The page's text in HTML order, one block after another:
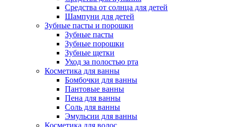
Средства от солнца для детей
Шампуни для детей
Зубные пасты и порошки
Зубные пасты
Зубные порошки
Зубные щетки
Уход за полостью рта
Косметика для ванны
Бомбочки для ванны
Пантовые ванны
Пена для ванны
Соль для ванны
Эмульсии для ванны
Косметика для волос